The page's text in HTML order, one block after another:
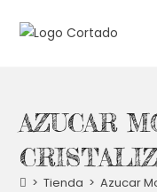
AZUCAR
> Tienda > Azucar